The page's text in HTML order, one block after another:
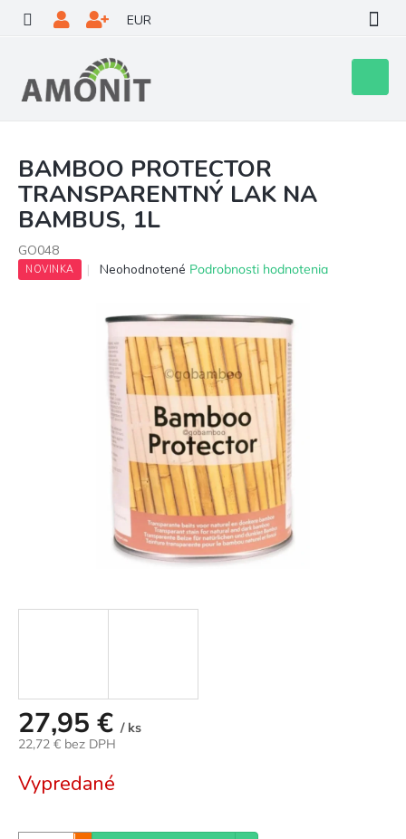
obsah
EUR
košík
BAMBOO PROTECTOR
TRANSPARENTNÝ LAK NA
BAMBUS, 1L
GO048
NOVINKA
Priemerné
je
0,0
hviezdičiek.
Neohodnotené Podrobnosti hodnotenia
27,95 € / ks
22,72 € bez DPH
cena:
Vypredané